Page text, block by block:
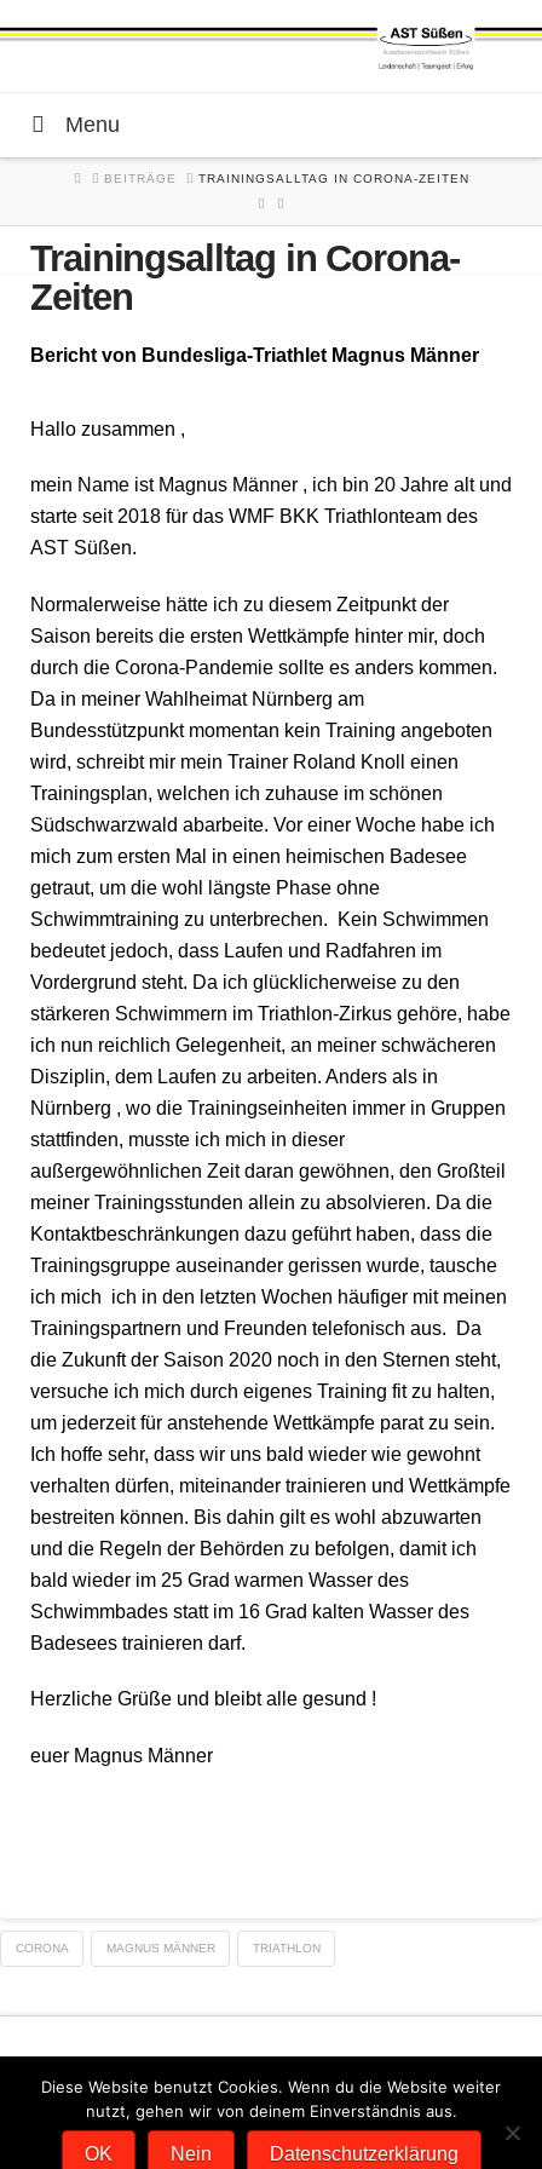
Menu
HOMEBEITRÄGE TRAININGSALLTAG IN CORONA-ZEITEN
Trainingsalltag in Corona-
Zeiten
Bericht von Bundesliga-Triathlet Magnus Männer
Hallo zusammen ,
mein Name ist Magnus Männer , ich bin 20 Jahre alt und
starte seit 2018 für das WMF BKK Triathlonteam des
AST Süßen.
Normalerweise hätte ich zu diesem Zeitpunkt der
Saison bereits die ersten Wettkämpfe hinter mir, doch
durch die Corona-Pandemie sollte es anders kommen.
Da in meiner Wahlheimat Nürnberg am
Bundesstützpunkt momentan kein Training angeboten
wird, schreibt mir mein Trainer Roland Knoll einen
Trainingsplan, welchen ich zuhause im schönen
Südschwarzwald abarbeite. Vor einer Woche habe ich
mich zum ersten Mal in einen heimischen Badesee
getraut, um die wohl längste Phase ohne
Schwimmtraining zu unterbrechen. Kein Schwimmen
bedeutet jedoch, dass Laufen und Radfahren im
Vordergrund steht. Da ich glücklicherweise zu den
stärkeren Schwimmern im Triathlon-Zirkus gehöre, habe
ich nun reichlich Gelegenheit, an meiner schwächeren
Disziplin, dem Laufen zu arbeiten. Anders als in
Nürnberg , wo die Trainingseinheiten immer in Gruppen
stattfinden, musste ich mich in dieser
außergewöhnlichen Zeit daran gewöhnen, den Großteil
meiner Trainingsstunden allein zu absolvieren. Da die
Kontaktbeschränkungen dazu geführt haben, dass die
Trainingsgruppe auseinander gerissen wurde, tausche
ich mich ich in den letzten Wochen häufiger mit meinen
Trainingspartnern und Freunden telefonisch aus. Da
die Zukunft der Saison 2020 noch in den Sternen steht,
versuche ich mich durch eigenes Training fit zu halten,
um jederzeit für anstehende Wettkämpfe parat zu sein.
Ich hoffe sehr, dass wir uns bald wieder wie gewohnt
verhalten dürfen, miteinander trainieren und Wettkämpfe
bestreiten können. Bis dahin gilt es wohl abzuwarten
und die Regeln der Behörden zu befolgen, damit ich
bald wieder im 25 Grad warmen Wasser des
Schwimmbades statt im 16 Grad kalten Wasser des
Badesees trainieren darf.
Herzliche Grüße und bleibt alle gesund !
euer Magnus Männer
CORONA MAGNUS MÄNNER TRIATHLON
DATENSCHUTZERKLÄRUNG IMPRESSUM
Diese Website benutzt Cookies. Wenn du die Website weiter
nutzt, gehen wir von deinem Einverständnis aus.
OK Nein Datenschutzerklärung